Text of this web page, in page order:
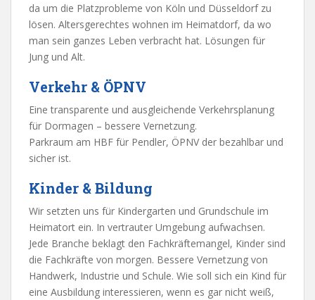
da um die Platzprobleme von Köln und Düsseldorf zu
lösen. Altersgerechtes wohnen im Heimatdorf, da wo
man sein ganzes Leben verbracht hat. Lösungen für
Jung und Alt.
Verkehr & ÖPNV
Eine transparente und ausgleichende Verkehrsplanung
für Dormagen – bessere Vernetzung.
Parkraum am HBF für Pendler, ÖPNV der bezahlbar und
sicher ist.
Kinder & Bildung
Wir setzten uns für Kindergarten und Grundschule im
Heimatort ein. In vertrauter Umgebung aufwachsen.
Jede Branche beklagt den Fachkräftemangel, Kinder sind
die Fachkräfte von morgen. Bessere Vernetzung von
Handwerk, Industrie und Schule. Wie soll sich ein Kind für
eine Ausbildung interessieren, wenn es gar nicht weiß,